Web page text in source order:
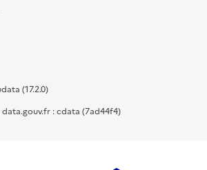
(17.2.0)
: cdata (7ad44f4)